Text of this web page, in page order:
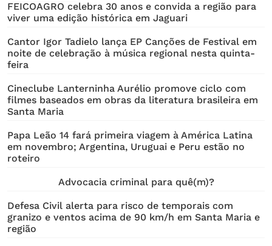
FEICOAGRO celebra 30 anos e convida a região para
viver uma edição histórica em Jaguari
Cantor Igor Tadielo lança EP Canções de Festival em
noite de celebração à música regional nesta quinta-
feira
Cineclube Lanterninha Aurélio promove ciclo com
filmes baseados em obras da literatura brasileira em
Santa Maria
Papa Leão 14 fará primeira viagem à América Latina
em novembro; Argentina, Uruguai e Peru estão no
roteiro
Advocacia criminal para quê(m)?
Defesa Civil alerta para risco de temporais com
granizo e ventos acima de 90 km/h em Santa Maria e
região